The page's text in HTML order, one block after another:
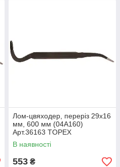
Лом-цвяходер, переріз 29х16
мм, 600 мм (04A160)
Арт.36163 TOPEX
В наявності
553 ₴